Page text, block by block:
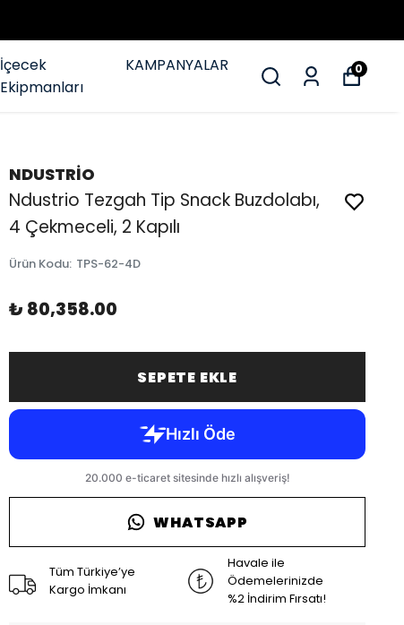
İçecek
Ekipmanları
KAMPANYALAR 0
NDUSTRİO
Ndustrio Tezgah Tip Snack Buzdolabı,
4 Çekmeceli, 2 Kapılı
Ürün Kodu: TPS-62-4D
₺ 80,358.00
SEPETE EKLE
WHATSAPP
Tüm Türkiye’ye
Kargo İmkanı
Havale ile
Ödemelerinizde
%2 İndirim Fırsatı!